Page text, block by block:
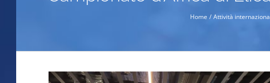
Home Attività
Ingrandisci